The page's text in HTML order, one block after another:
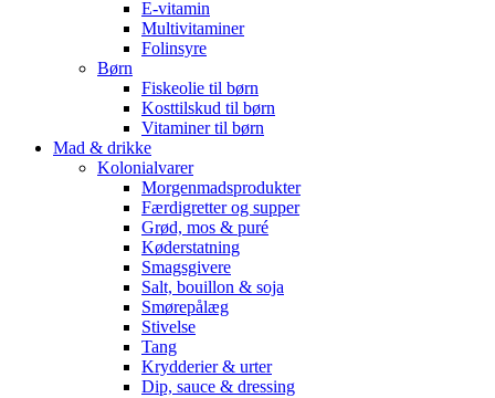
E-vitamin
Multivitaminer
Folinsyre
Børn
Fiskeolie til børn
Kosttilskud til børn
Vitaminer til børn
Mad & drikke
Kolonialvarer
Morgenmadsprodukter
Færdigretter og supper
Grød, mos & puré
Køderstatning
Smagsgivere
Salt, bouillon & soja
Smørepålæg
Stivelse
Tang
Krydderier & urter
Dip, sauce & dressing